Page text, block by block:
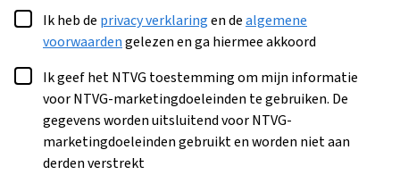
Ik heb de privacy verklaringen dealgemene
voorwaardengelezen en ga hiermee akkoord
Ik geef het NTVG toestemming om mijn informatie
voor NTVG-marketingdoeleinden te gebruiken. De
gegevens worden uitsluitend voor NTVG-
marketingdoeleinden gebruikt en worden niet aan
derden verstrekt